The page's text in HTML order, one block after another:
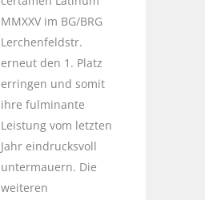
MMXXV im BG/BRG
Lerchenfeldstr.
erneut den 1. Platz
erringen und somit
ihre fulminante
Leistung vom letzten
Jahr eindrucksvoll
untermauern. Die
weiteren